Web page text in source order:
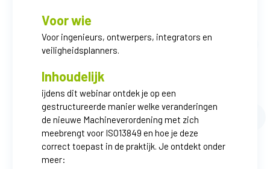
Voor wie
Voor ingenieurs, ontwerpers, integrators en
veiligheidsplanners.
Inhoudelijk
ijdens dit webinar ontdek je op een
gestructureerde manier welke veranderingen
de nieuwe Machineverordening met zich
meebrengt voor ISO13849 en hoe je deze
correct toepast in de praktijk. Je ontdekt onder
meer: